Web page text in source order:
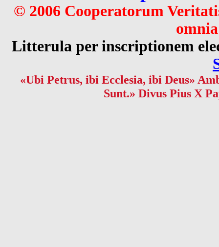
© 2006 Cooperatorum
Litterula per inscriptionem
«Ubi Petrus, ibi Ecclesia, ibi Deus»
Sunt.» Divus Pius X